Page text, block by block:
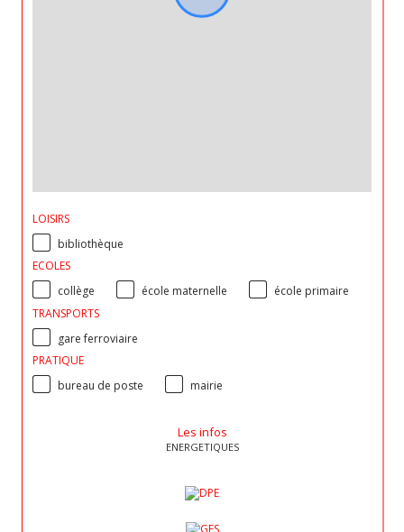
LOISIRS
bibliothèque
ECOLES
collège
école maternelle
école primaire
TRANSPORTS
gare ferroviaire
PRATIQUE
bureau de poste
mairie
Les infos
ENERGETIQUES